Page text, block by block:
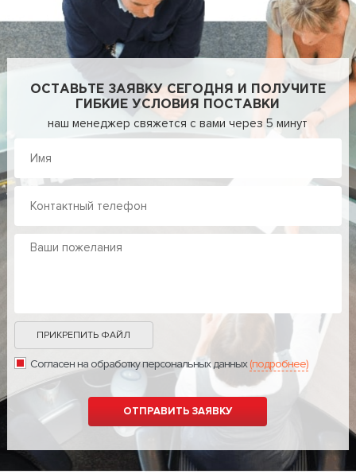
ОСТАВЬТЕ ЗАЯВКУ СЕГОДНЯ И ПОЛУЧИТЕ
ГИБКИЕ УСЛОВИЯ ПОСТАВКИ
наш менеджер свяжется с вами через 5 минут
ПРИКРЕПИТЬ ФАЙЛ
Согласен на обработку персональных данных(подробнее)